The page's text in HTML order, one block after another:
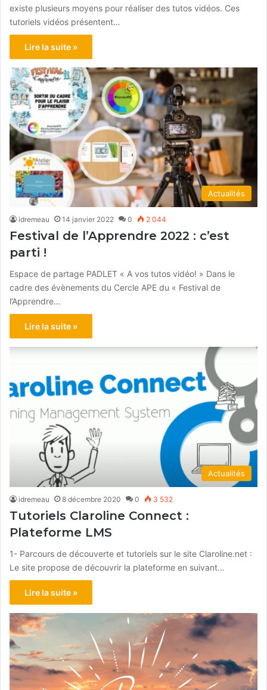
existe plusieurs moyens pour réaliser des tutos vidéos. Ces
tutoriels vidéos présentent…
Lire la suite »
Actualités
idremeau 14 janvier 2022 0 2 044
Festival de l’Apprendre 2022 : c’est
parti !
Espace de partage PADLET « A vos tutos vidéo! » Dans le
cadre des évènements du Cercle APE du « Festival de
l’Apprendre…
Lire la suite »
Actualités
idremeau 8 décembre 2020 0 3 532
Tutoriels Claroline Connect :
Plateforme LMS
1- Parcours de découverte et tutoriels sur le site Claroline.net :
Le site propose de découvrir la plateforme en suivant…
Lire la suite »